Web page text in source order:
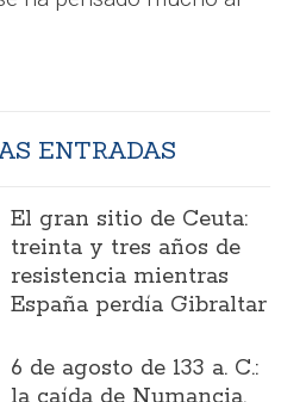
ENTRADAS
El gran sitio de Ceuta:
treinta y tres años de
resistencia mientras
España perdía Gibraltar
6 de agosto de 133 a. C.: